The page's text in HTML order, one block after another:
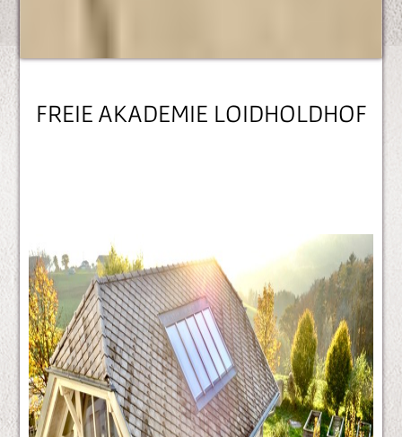
FREIE AKADEMIE LOIDHOLDHOF